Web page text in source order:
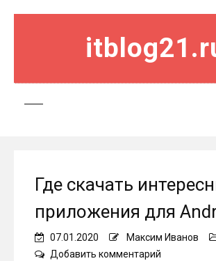
Где скачать
приложения для
07.01.2020 Максим Иванов
Добавить комментарий